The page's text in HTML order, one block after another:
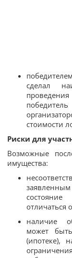
сделал
стоимости
Риски для
Возможные
имущества:
отличаться
наличие
может
(ипотеке),